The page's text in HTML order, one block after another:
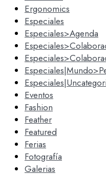
Ergonomics
Especiales
Especiales>Agenda
Eventos
Fashion
Feather
Featured
Ferias
Fotografía
Galerias